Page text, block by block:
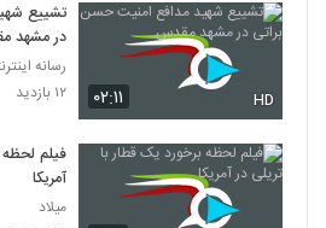
۰۲:۱۱ HD
تشییع
در مشهد
رسانه
۱۲ بازدید
فیلم
آمریکا
میلاد